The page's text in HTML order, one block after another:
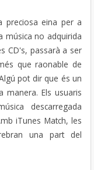
preciosa eina per a
música no adquirida
CD's, passarà a ser
que raonable de
pot dir que és un
manera. Els usuaris
descarregada
iTunes Match, les
una part del